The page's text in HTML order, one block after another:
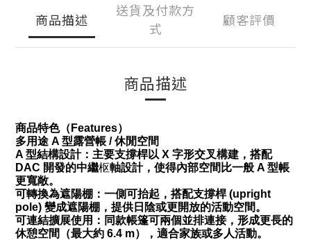
商品描述
送貨及付款方
式
顧客評價
商品描述
商品特色（Features）
多用途 A 型露營帳 / 休閒空間
A 型結構設計：主要支撐桿以 X 字形交叉構建，搭配
DAC 開發的中繼枢軸設計，使得內部空間比一般 A 型帳
更寬敞。
可轉換為遮陽棚：一側可抬起，搭配支撐桿 (upright
pole) 變成遮陽棚，提供日陰或更開放的活動空間。
可連結擴展使用：同款帳篷可兩個並排連接，形成更長的
休憩空間（最大約 6.4 m），適合家族或多人活動。